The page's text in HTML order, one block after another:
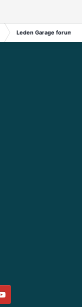
Leden Garage forum